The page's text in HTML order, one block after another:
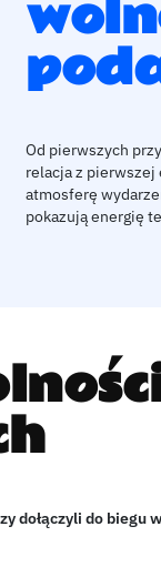
Od pierwszych
relacja z pierwszej
atmosferę
pokazują energię
do biegu